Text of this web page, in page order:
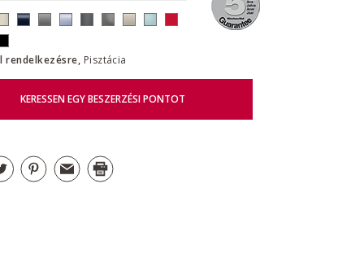
rendelkezésre, Pisztácia
KERESSEN EGY BESZERZÉSI PONTOT